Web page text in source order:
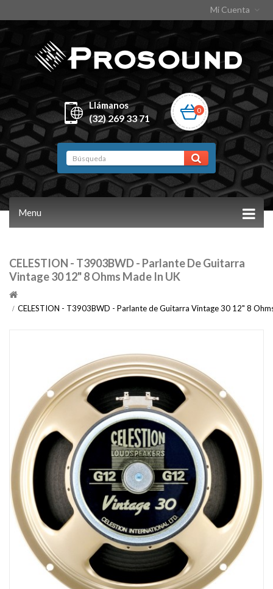
Mi Cuenta
Llámanos
(32) 269 33 71
0
Menu
CELESTION - T3903BWD - Parlante De Guitarra
Vintage 30 12" 8 Ohms Made In UK
CELESTION - T3903BWD - Parlante de Guitarra Vintage 30 12" 8